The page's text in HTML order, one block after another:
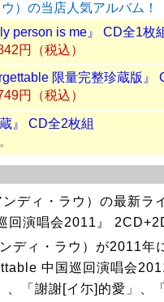
）の当店人気アルバム！
person is me』 CD全1枚
円（税込）
限量完整珍蔵版』
円（税込）
』 CD全2枚組
ディ・ラウ）の最新ラ
回演唱会2011』
ディ・ラウ）が2011年
中国巡回演唱会
、「謝謝[イ尓]的愛」、